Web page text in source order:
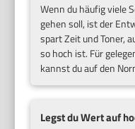
Wenn du häufig viele
gehen soll, ist der
spart Zeit und Toner,
so hoch ist. Für
kannst du auf den
Legst du Wert auf